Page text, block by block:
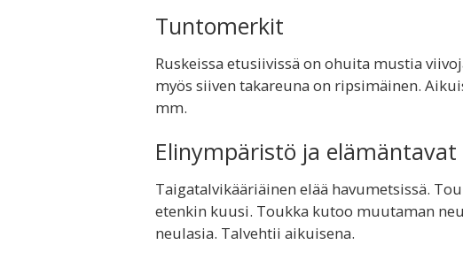
Tuntomerkit
Ruskeissa etusiivissä on ohuita mustia
myös siiven takareuna on ripsimäinen.
mm.
Elinympäristö ja elämäntavat
Taigatalvikääriäinen elää havumetsissä.
etenkin kuusi. Toukka kutoo muutaman
neulasia. Talvehtii aikuisena.